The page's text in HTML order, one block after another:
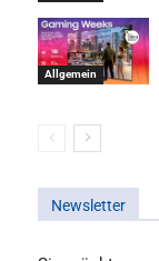
Allgemein
Newsletter